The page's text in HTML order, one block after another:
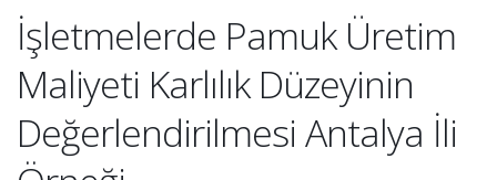
İşletmelerde Pamuk Üretim
Maliyeti Karlılık Düzeyinin
Değerlendirilmesi Antalya İli